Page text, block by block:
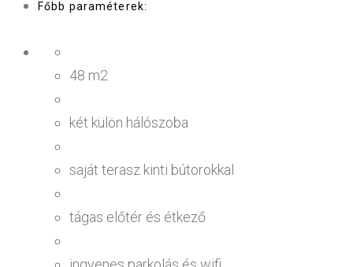
Főbb paraméterek:
48 m2
két külön hálószoba
saját terasz kinti bútorokkal
tágas előtér és étkező